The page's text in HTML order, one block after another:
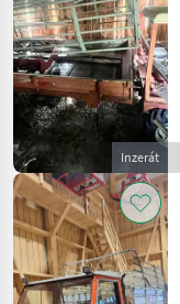
Inzerát